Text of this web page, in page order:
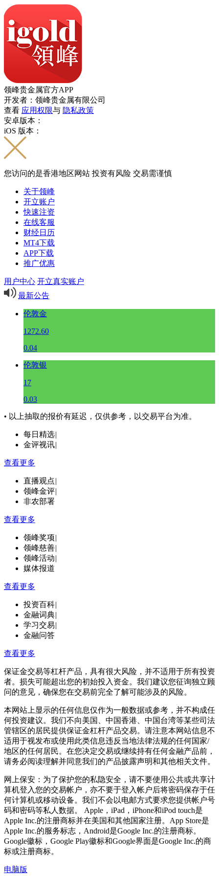
领峰贵金属官方APP
开发者：领峰贵金属有限公司
查看 应用权限与 隐私政策
安卓版本：
iOS 版本：
您访问的是香港地区网站 投资有风险 交易需谨慎
关于领峰
开立账户
快速注资
在线客服
财经日历
MT4下载
APP下载
推广优惠
用户中心 开立真实账户
最新公告
伦敦金
1272.60
0.04
伦敦银
17
0.03
• 以上抽取的报价有延迟，仅供参考，以交易平台为准。
每日精选|
金评视讯|
查看更多
直播观点|
领峰金评|
非农部署
查看更多
领峰奖项|
领峰慈善|
领峰活动|
媒体报道
查看更多
投资百科|
金融词典|
学习交易|
金融问答
查看更多
保证金交易等杠杆产品，具有很大风险，并不适用于所有投资
者。损失可能超出您的初始投入资金。我们建议您征询独立顾
问的意见，确保您在交易前完全了解可能涉及的风险。
本网站上显示的任何信息仅作为一般数据或参考，并不构成任
何投资建议。我们不向美国、中国香港、中国台湾等某些司法
管辖区的居民提供保证金杠杆产品交易。请注意本网站信息不
适用于视发布或使用此类信息违反当地法律法规的任何国家/
地区的任何居民。在您决定交易或继续持有任何金融产品前，
请务必阅读理解并同意我们的产品披露声明和其他相关文件。
网上保安：为了保护您的私隐安全，请不要使用公共或共享计
算机登入您的交易帐户，亦不要于登入帐户后将密码保存于任
何计算机或移动设备。我们不会以电邮方式要求您提供帐户号
码和密码等私人数据。 Apple，iPad，iPhone和iPod touch是
Apple Inc.的注册商标并在美国和其他国家注册。App Store是
Apple Inc.的服务标志，Android是Google Inc.的注册商标。
Google徽标，Google Play徽标和Google界面是Google Inc.的商
标或注册商标。
电脑版